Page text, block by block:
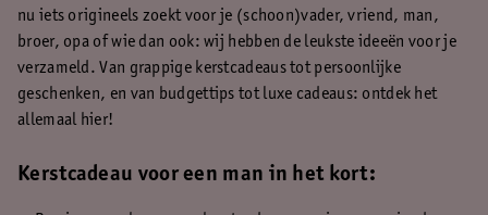
nu iets origineels zoekt voor je (schoon)vader, vriend, man,
broer, opa of wie dan ook: wij hebben de leukste ideeën voor je
verzameld. Van grappige kerstcadeaus tot persoonlijke
geschenken, en van budgettips tot luxe cadeaus: ontdek het
allemaal hier!
Kerstcadeau voor een man in het kort: